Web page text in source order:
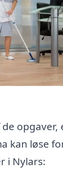
kan løse
i Nylars: